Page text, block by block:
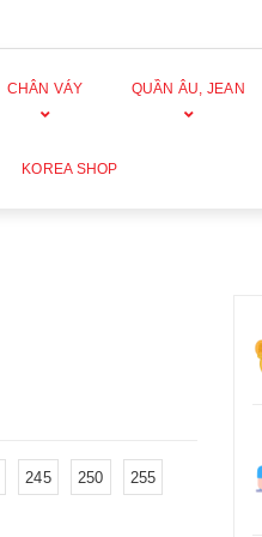
CHÂN VÁY QUẦN ÂU, JEAN
KOREA SHOP
245 250 255